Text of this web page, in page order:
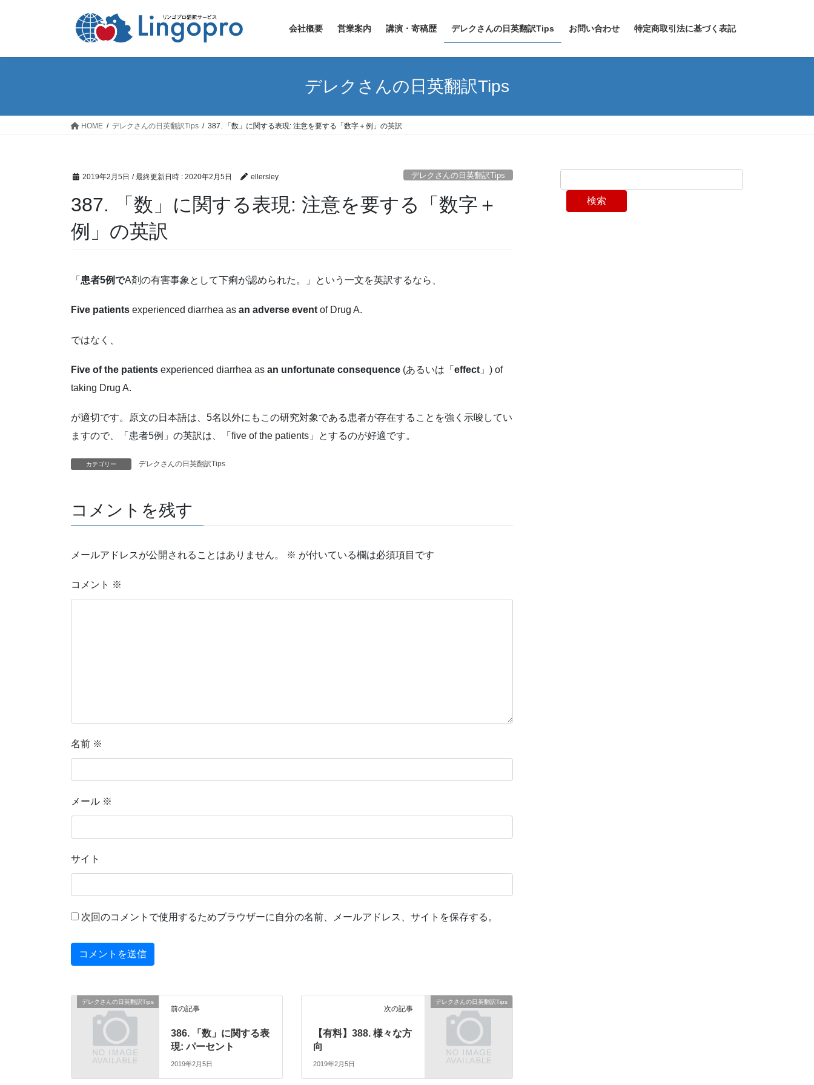
会社概要 営業案内 講演・寄稿歴 デレクさんの日英翻訳Tips お問い合わせ 特定商取引法に基づく表記
デレクさんの日英翻訳Tips
HOME デレクさんの日英翻訳Tips 387. 「数」に関する表現: 注意を要する「数字＋例」の英訳
2019年2月5日 / 最終更新日時 : 2020年2月5日 ellersley デレクさんの日英翻訳Tips
387. 「数」に関する表現: 注意を要する「数字＋
例」の英訳
「 患者5例でA剤の有害事象として下痢が認められた。」という一文を英訳するなら、
Five patients experienced diarrhea as an adverse event of Drug A.
ではなく、
Five of the patients experienced diarrhea as an unfortunate consequence (あるいは「 effect 」) of
taking Drug A.
が適切です。原文の日本語は、5名以外にもこの研究対象である患者が存在することを強く示唆してい
ますので、「患者5例」の英訳は、「five of the patients」とするのが好適です。
カテゴリー デレクさんの日英翻訳Tips
コメントを残す
メールアドレスが公開されることはありません。 ※ が付いている欄は必須項目です
コメント ※
名前 ※
メール ※
サイト
次回のコメントで使用するためブラウザーに自分の名前、メールアドレス、サイトを保存する。
デレクさんの日英翻訳Tips
前の記事
386. 「数」に関する表
現: パーセント
2019年2月5日
デレクさんの日英翻訳Tips
次の記事
【有料】388. 様々な方
向
2019年2月5日
検索